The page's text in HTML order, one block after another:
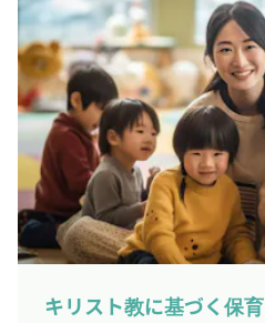
キリスト教に基づく保育